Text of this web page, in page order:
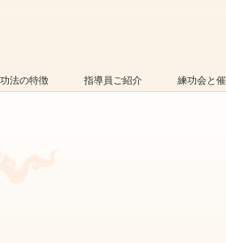
法の特徴 指導員ご紹介 練功会と